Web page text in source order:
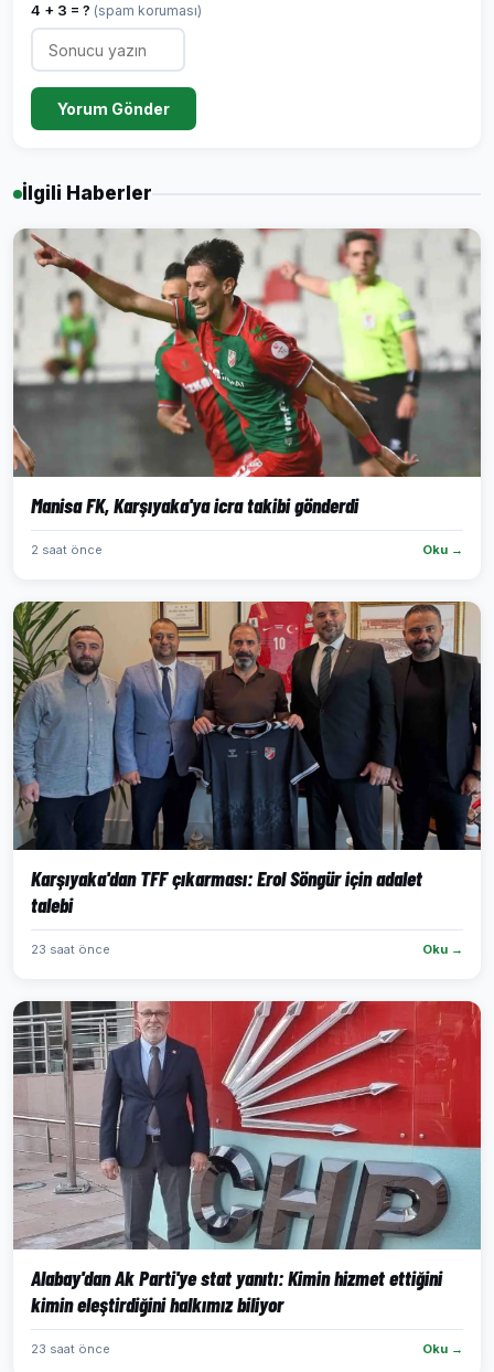
4 + 3 = ? (spam koruması)
Yorum Gönder
İlgili Haberler
Manisa FK, Karşıyaka'ya icra takibi gönderdi
2 saat önce Oku →
Karşıyaka'dan TFF çıkarması: Erol Söngür için adalet
talebi
23 saat önce Oku →
Alabay'dan Ak Parti'ye stat yanıtı: Kimin hizmet ettiğini
kimin eleştirdiğini halkımız biliyor
23 saat önce Oku →